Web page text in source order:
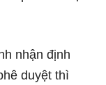
nhận định
duyệt thì